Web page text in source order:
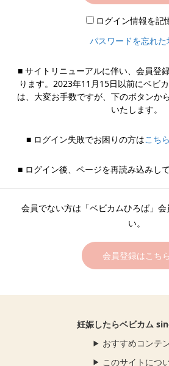
ログイン情報を記
パスワードを忘れた
■ サイトリニューアルに伴い、会員登
ります。2023年11月15日以前にベビ
は、大変お手数ですが、下のボタンか
いたします。
■ ログイン失敗でお困りの方はこちら
■ ログイン後、ページを再読み込みし
会員でない方は「ベビカムひろば」
い。
会員登録はこちら
妊娠したらベビカム
おすすめコンテ
このサイトにつ